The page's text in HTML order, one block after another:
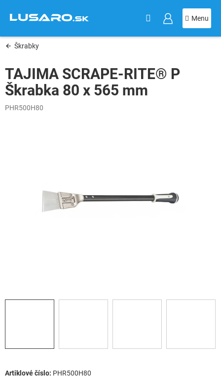
obsah
Škrabky
TAJIMA SCRAPE-RITE® P
Škrabka 80 x 565 mm
PHR500H80
PHR500H80